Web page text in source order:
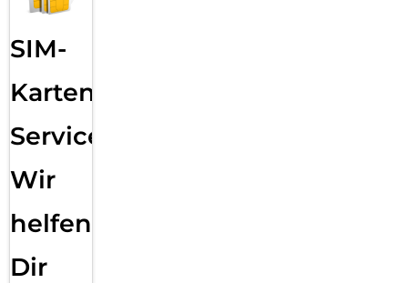
SIM-
Karten
Service:
Wir
helfen
Dir